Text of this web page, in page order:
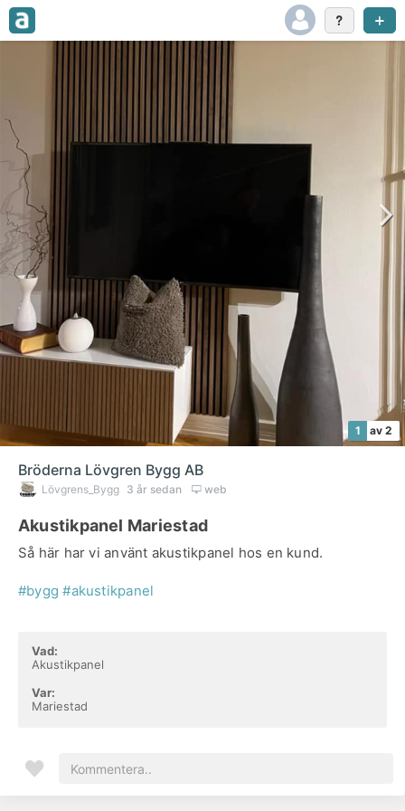
1 av 2
Bröderna Lövgren Bygg AB
Lövgrens_Bygg 3 år sedan web
Akustikpanel Mariestad
Så här har vi använt akustikpanel hos en kund.
#bygg #akustikpanel
Vad:
Akustikpanel
Var:
Mariestad